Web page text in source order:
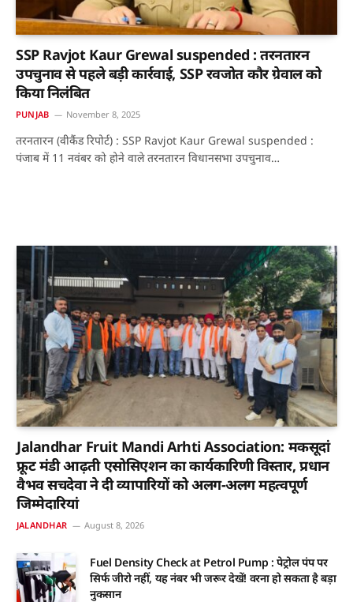
SSP Ravjot Kaur Grewal suspended : तरनतारन
उपचुनाव से पहले बड़ी कार्रवाई, SSP रवजोत कौर ग्रेवाल को
किया निलंबित
PUNJAB November 8, 2025
तरनतारन (वीकैंड रिपोर्ट) : SSP Ravjot Kaur Grewal suspended :
पंजाब में 11 नवंबर को होने वाले तरनतारन विधानसभा उपचुनाव…
Jalandhar Fruit Mandi Arhti Association: मकसूदां
फ्रूट मंडी आढ़ती एसोसिएशन का कार्यकारिणी विस्तार, प्रधान
वैभव सचदेवा ने दी व्यापारियों को अलग-अलग महत्वपूर्ण
जिम्मेदारियां
JALANDHAR August 8, 2026
Fuel Density Check at Petrol Pump : पेट्रोल पंप पर
सिर्फ जीरो नहीं, यह नंबर भी जरूर देखें! वरना हो सकता है बड़ा
नुकसान